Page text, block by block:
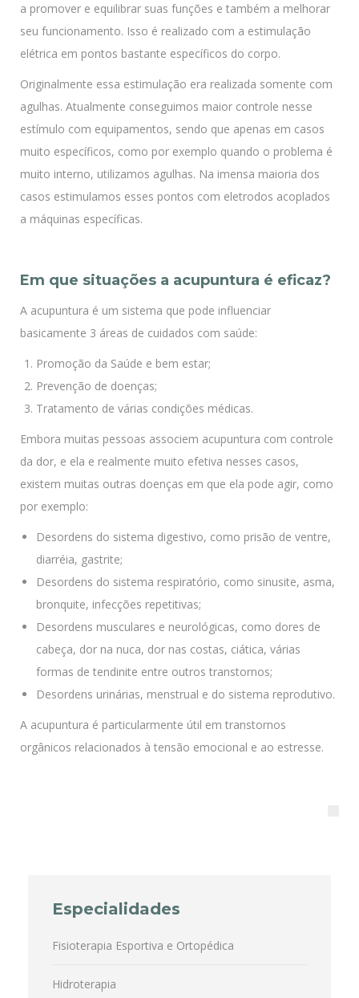
a promover e equilibrar suas funções e também a melhorar
seu funcionamento. Isso é realizado com a estimulação
elétrica em pontos bastante específicos do corpo.
Originalmente essa estimulação era realizada somente com
agulhas. Atualmente conseguimos maior controle nesse
estímulo com equipamentos, sendo que apenas em casos
muito específicos, como por exemplo quando o problema é
muito interno, utilizamos agulhas. Na imensa maioria dos
casos estimulamos esses pontos com eletrodos acoplados
a máquinas específicas.
Em que situações a acupuntura é eficaz?
A acupuntura é um sistema que pode influenciar
basicamente 3 áreas de cuidados com saúde:
Promoção da Saúde e bem estar;
Prevenção de doenças;
Tratamento de várias condições médicas.
Embora muitas pessoas associem acupuntura com controle
da dor, e ela e realmente muito efetiva nesses casos,
existem muitas outras doenças em que ela pode agir, como
por exemplo:
Desordens do sistema digestivo, como prisão de ventre,
diarréia, gastrite;
Desordens do sistema respiratório, como sinusite, asma,
bronquite, infecções repetitivas;
Desordens musculares e neurológicas, como dores de
cabeça, dor na nuca, dor nas costas, ciática, várias
formas de tendinite entre outros transtornos;
Desordens urinárias, menstrual e do sistema reprodutivo.
A acupuntura é particularmente útil em transtornos
orgânicos relacionados à tensão emocional e ao estresse.
Especialidades
Fisioterapia Esportiva e Ortopédica
Hidroterapia